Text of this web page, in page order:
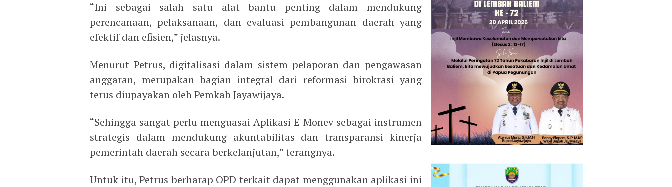
“Ini sebagai salah satu alat bantu penting dalam mendukung
perencanaan, pelaksanaan, dan evaluasi pembangunan daerah yang
efektif dan efisien,” jelasnya.
Menurut Petrus, digitalisasi dalam sistem pelaporan dan pengawasan
anggaran, merupakan bagian integral dari reformasi birokrasi yang
terus diupayakan oleh Pemkab Jayawijaya.
“Sehingga sangat perlu menguasai Aplikasi E-Monev sebagai instrumen
strategis dalam mendukung akuntabilitas dan transparansi kinerja
pemerintah daerah secara berkelanjutan,” terangnya.
Untuk itu, Petrus berharap OPD terkait dapat menggunakan aplikasi ini